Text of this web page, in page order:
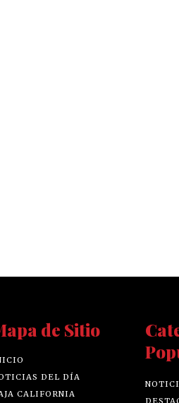
de Sitio
DEL DÍA
CALIFORNIA